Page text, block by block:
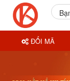
ĐỔI MÃ